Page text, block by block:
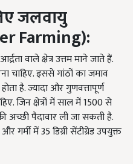
जलवायु
Farming):
वाले क्षेत्र उत्तम माने जाते हैं.
चाहिए. इससे गांठों का जमाव
है. ज्यादा और गुणवत्तापूर्ण
जिन क्षेत्रों में साल में 1500 से
अच्छी पैदावार ली जा सकती है.
गर्मी में 35 डिग्री सेंटीग्रेड उपयुक्त